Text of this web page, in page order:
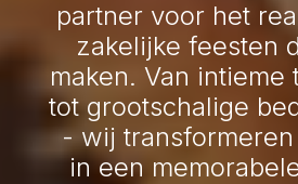
partner voor het
zakelijke feesten
maken. Van intieme
tot grootschalige
- wij
in een